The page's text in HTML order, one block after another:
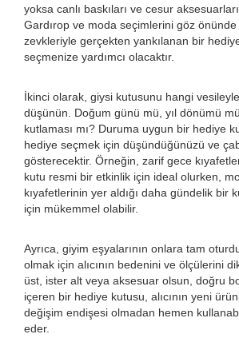
yoksa canlı baskıları ve cesur
Gardırop ve moda seçimlerini göz önünde
zevkleriyle gerçekten yankılanan bir
seçmenize yardımcı olacaktır.
İkinci olarak, giysi kutusunu hangi
düşünün. Doğum günü mü, yıl dönümü
kutlaması mı? Duruma uygun bir hediye
hediye seçmek için düşündüğünüzü ve
gösterecektir. Örneğin, zarif gece
kutu resmi bir etkinlik için ideal olurken,
kıyafetlerinin yer aldığı daha gündelik bir
için mükemmel olabilir.
Ayrıca, giyim eşyalarının onlara tam
olmak için alıcının bedenini ve ölçülerini
üst, ister alt veya aksesuar olsun, doğru
içeren bir hediye kutusu, alıcının yeni
değişim endişesi olmadan hemen
eder.